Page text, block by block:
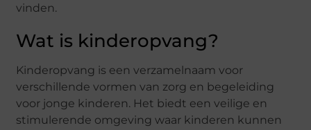
vinden.
Wat is kinderopvang?
Kinderopvang is een verzamelnaam voor
verschillende vormen van zorg en begeleiding
voor jonge kinderen. Het biedt een veilige en
stimulerende omgeving waar kinderen kunnen